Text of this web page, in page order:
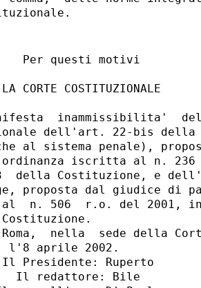
Per questi motivi
CORTE COSTITUZIONALE
inammissibilita'
dell'art. 22-bis della
al sistema penale),
iscritta al n.
Costituzione, e
proposta dal giudice di
n. 506  r.o. del 2001,
nella  sede della
l'8 aprile 2002.
Presidente: Ruperto
Il redattore: Bile